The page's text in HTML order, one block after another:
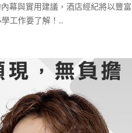
幕與實用建議，酒店經紀將以豐富
工作要了解！...